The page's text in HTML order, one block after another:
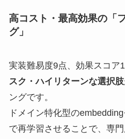
高コスト・最高効果の「
グ」
実装難易度9点、効果スコア
スク・ハイリターンな選択肢
ングです。
ドメイン特化型の
で再学習させることで、専